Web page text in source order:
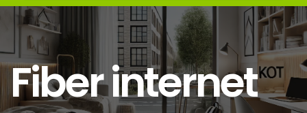
Fiber internet